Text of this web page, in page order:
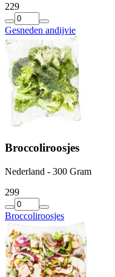
229
Gesneden andijvie
Broccoliroosjes
Nederland - 300 Gram
299
Broccoliroosjes